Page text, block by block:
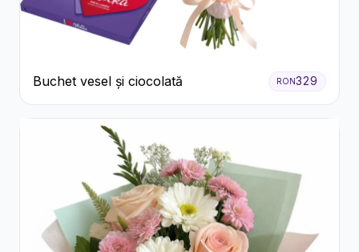
Buchet vesel și ciocolată RON329